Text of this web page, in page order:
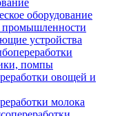
оборудование
устройства
помпы
овощей и
молока